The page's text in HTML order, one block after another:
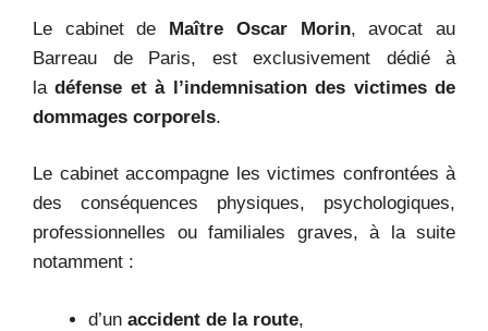
Le cabinet de Maître Oscar Morin, avocat au
Barreau de Paris, est exclusivement dédié à
ladéfense et à l’indemnisation des victimes de
dommages corporels.
Le cabinet accompagne les victimes confrontées à
des conséquences physiques, psychologiques,
professionnelles ou familiales graves, à la suite
notamment :
d’un accident de la route,